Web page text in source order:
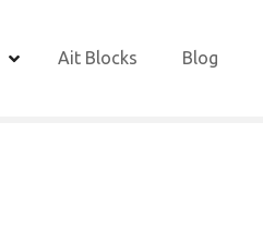
Ait Blocks Blog